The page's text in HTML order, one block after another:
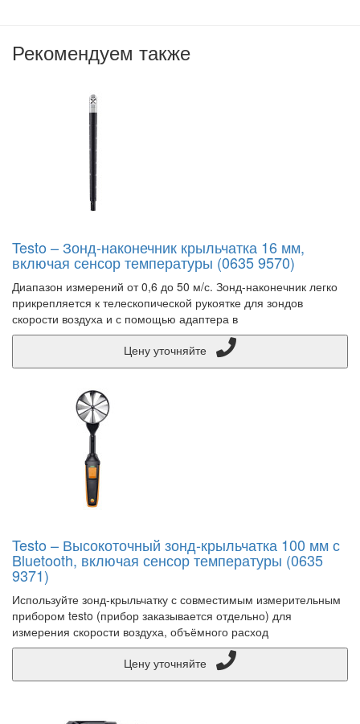
Рекомендуем также
Testo – Зонд-наконечник крыльчатка 16 мм,
включая сенсор температуры (0635 9570)
Диапазон измерений от 0,6 до 50 м/с. Зонд-наконечник легко
прикрепляется к телескопической рукоятке для зондов
скорости воздуха и с помощью адаптера в
Testo – Высокоточный зонд-крыльчатка 100 мм с
Bluetooth, включая сенсор температуры (0635
9371)
Используйте зонд-крыльчатку с совместимым измерительным
прибором testo (прибор заказывается отдельно) для
измерения скорости воздуха, объёмного расход